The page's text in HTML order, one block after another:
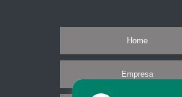
Home
Empresa